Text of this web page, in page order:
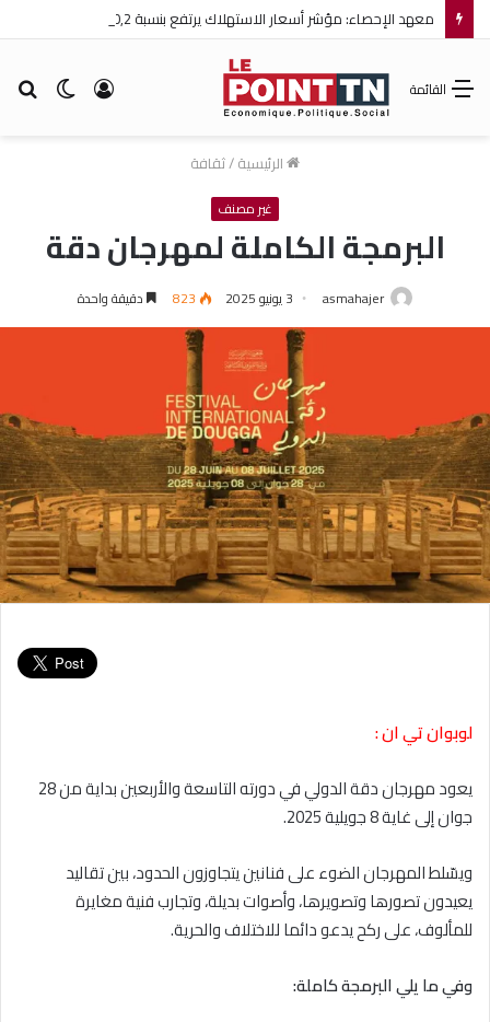
الوضع تسجيل
القائمة
الرئيسية/ثقافة
غير مصنف
البرمجة الكاملة لمهرجان دقة
asmahajer 3 يونيو 2025 823 دقيقة واحدة
لوبوان تي ان :
يعود مهرجان دقة الدولي في دورته التاسعة والأربعين بداية من 28
جوان إلى غاية 8 جويلية 2025.
ويسّلط المهرجان الضوء على فنانين يتجاوزون الحدود، بين تقاليد
يعيدون تصورها وتصويرها، وأصوات بديلة، وتجارب فنية مغايرة
للمألوف، على ركح يدعو دائما للاختلاف والحرية.
وفي ما يلي البرمجة كاملة: